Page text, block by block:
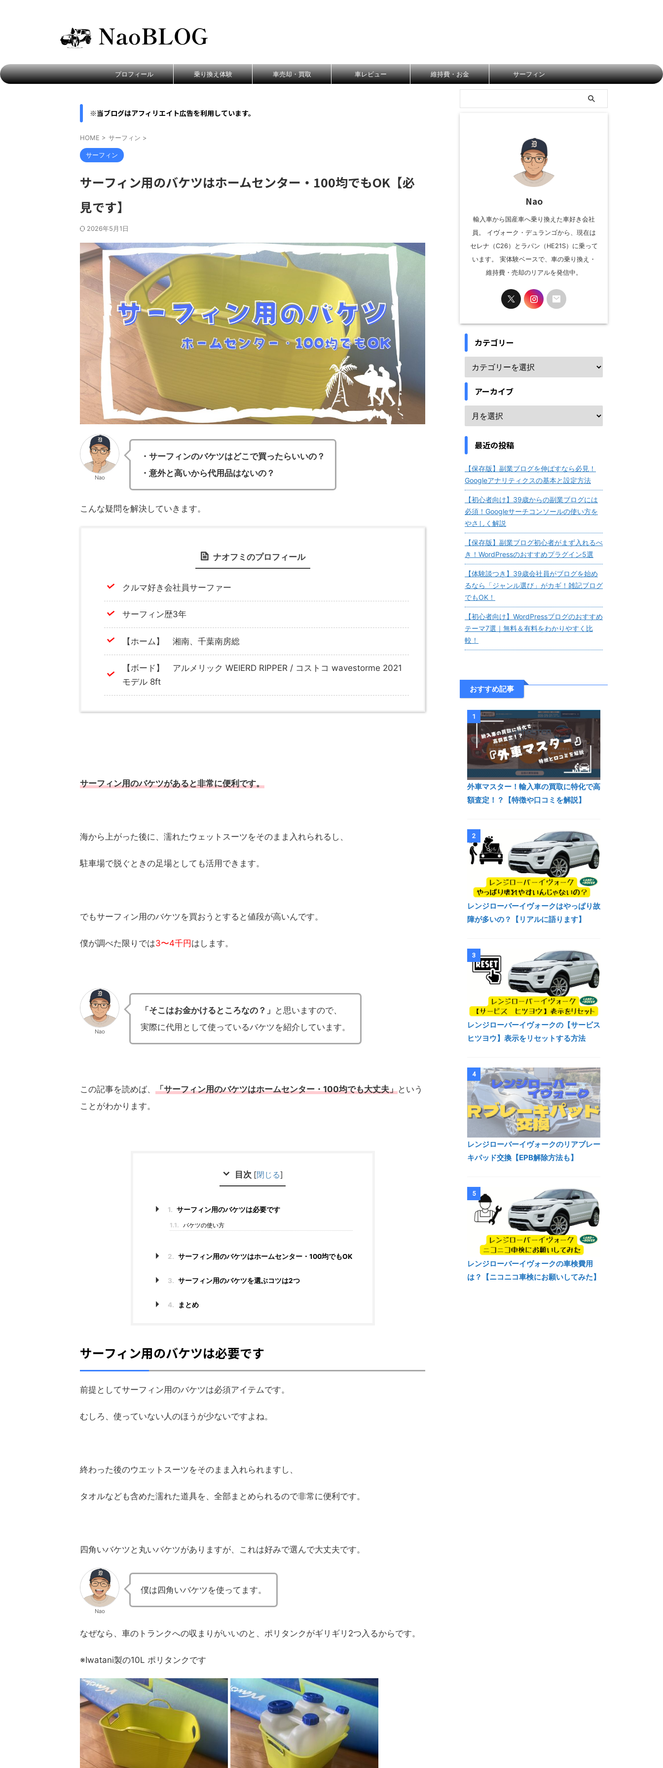
プロフィール 乗り換え体験 車売却・買取 車レビュー 維持費・お金 サーフィン
※当ブログはアフィリエイト広告を利用しています。
HOME > サーフィン >
サーフィン
サーフィン用のバケツはホームセンター・100均でもOK【必
見です】
2026年5月1日
Nao
・サーフィンのバケツはどこで買ったらいいの？
・意外と高いから代用品はないの？
こんな疑問を解決していきます。
ナオフミのプロフィール
クルマ好き会社員サーファー
サーフィン歴3年
【ホーム】 湘南、千葉南房総
【ボード】 アルメリック WEIERD RIPPER / コストコ wavestorme 2021
モデル 8ft
サーフィン用のバケツがあると非常に便利です。
海から上がった後に、濡れたウェットスーツをそのまま入れられるし、
駐車場で脱ぐときの足場としても活用できます。
でもサーフィン用のバケツを買おうとすると値段が高いんです。
僕が調べた限りでは3〜4千円 はします。
Nao
「そこはお金かけるところなの？」 と思いますので、
実際に代用として使っているバケツを紹介しています。
この記事を読めば、 「サーフィン用のバケツはホームセンター・100均でも大丈夫」という
ことがわかります。
目次 [閉じる]
1. サーフィン用のバケツは必要です
1.1. バケツの使い方
2. サーフィン用のバケツはホームセンター・100均でもOK
3. サーフィン用のバケツを選ぶコツは2つ
4. まとめ
サーフィン用のバケツは必要です
前提としてサーフィン用のバケツは必須アイテムです。
むしろ、使っていない人のほうが少ないですよね。
終わった後のウエットスーツをそのまま入れられますし、
タオルなども含めた濡れた道具を、全部まとめられるので非常に便利です。
四角いバケツと丸いバケツがありますが、これは好みで選んで大丈夫です。
Nao
僕は四角いバケツを使ってます。
なぜなら、車のトランクへの収まりがいいのと、ポリタンクがギリギリ2つ入るからです。
※Iwatani製の10L ポリタンクです
Nao
輸入車から国産車へ乗り換えた車好き会社
員。 イヴォーク・デュランゴから、現在は
セレナ（C26）とラパン（HE21S）に乗って
います。 実体験ベースで、車の乗り換え・
維持費・売却のリアルを発信中。
カテゴリー
アーカイブ
最近の投稿
【保存版】副業ブログを伸ばすなら必見！
Googleアナリティクスの基本と設定方法
【初心者向け】39歳からの副業ブログには
必須！Googleサーチコンソールの使い方を
やさしく解説
【保存版】副業ブログ初心者がまず入れるべ
き！WordPressのおすすめプラグイン5選
【体験談つき】39歳会社員がブログを始め
るなら「ジャンル選び」がカギ！雑記ブログ
でもOK！
【初心者向け】WordPressブログのおすすめ
テーマ7選｜無料＆有料をわかりやすく比
較！
おすすめ記事
1
外車マスター！輸入車の買取に特化で高
額査定！？【特徴や口コミを解説】
2
レンジローバーイヴォークはやっぱり故
障が多いの？【リアルに語ります】
3
レンジローバーイヴォークの【サービス
ヒツヨウ】表示をリセットする方法
4
レンジローバーイヴォークのリアブレー
キパッド交換【EPB解除方法も】
5
レンジローバーイヴォークの車検費用
は？【ニコニコ車検にお願いしてみた】